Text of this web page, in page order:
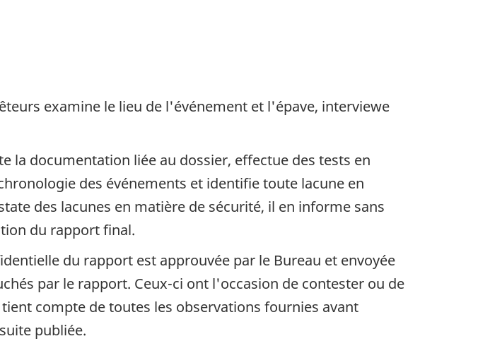
examine le lieu de l'événement et l'épave, interviewe
la documentation liée au dossier, effectue des tests en
des événements et identifie toute lacune en
des lacunes en matière de sécurité, il en informe sans
du rapport final.
du rapport est approuvée par le Bureau et envoyée
par le rapport. Ceux-ci ont l'occasion de contester ou de
compte de toutes les observations fournies avant
publiée.